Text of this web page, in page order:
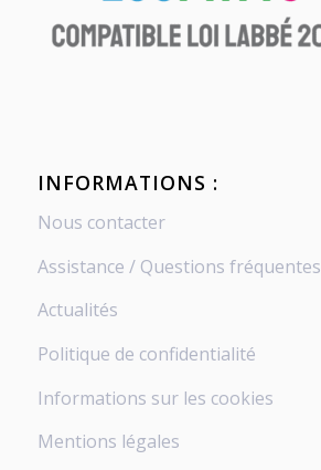
INFORMATIONS :
Nous contacter
Assistance / Questions fréquentes
Actualités
Politique de confidentialité
Informations sur les cookies
Mentions légales